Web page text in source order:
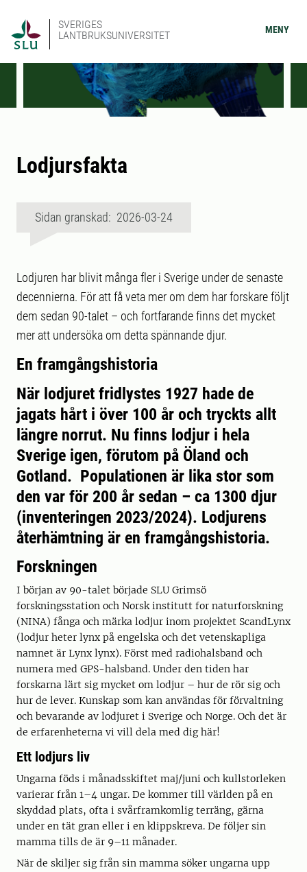
SVERIGES
LANTBRUKSUNIVERSITET
MENY
Lodjursfakta
Sidan granskad: 2026-03-24
Lodjuren har blivit många fler i Sverige under de senaste
decennierna. För att få veta mer om dem har forskare följt
dem sedan 90-talet – och fortfarande finns det mycket
mer att undersöka om detta spännande djur.
En framgångshistoria
När lodjuret fridlystes 1927 hade de
jagats hårt i över 100 år och tryckts allt
längre norrut. Nu finns lodjur i hela
Sverige igen, förutom på Öland och
Gotland. Populationen är lika stor som
den var för 200 år sedan – ca 1300 djur
(inventeringen 2023/2024). Lodjurens
återhämtning är en framgångshistoria.
Forskningen
I början av 90-talet började SLU Grimsö
forskningsstation och Norsk institutt for naturforskning
(NINA) fånga och märka lodjur inom projektet ScandLynx
(lodjur heter lynx på engelska och det vetenskapliga
namnet är Lynx lynx). Först med radiohalsband och
numera med GPS-halsband. Under den tiden har
forskarna lärt sig mycket om lodjur – hur de rör sig och
hur de lever. Kunskap som kan användas för förvaltning
och bevarande av lodjuret i Sverige och Norge. Och det är
de erfarenheterna vi vill dela med dig här!
Ett lodjurs liv
Ungarna föds i månadsskiftet maj/juni och kullstorleken
varierar från 1–4 ungar. De kommer till världen på en
skyddad plats, ofta i svårframkomlig terräng, gärna
under en tät gran eller i en klippskreva. De följer sin
mamma tills de är 9–11 månader.
När de skiljer sig från sin mamma söker ungarna upp